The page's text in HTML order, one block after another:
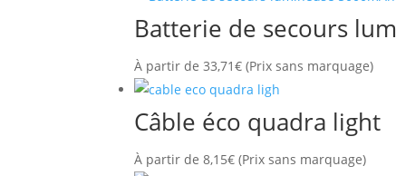
Batterie de secours
À partir de33,71€ (Prix sans marquage)
Câble éco quadra light
À partir de8,15€ (Prix sans marquage)